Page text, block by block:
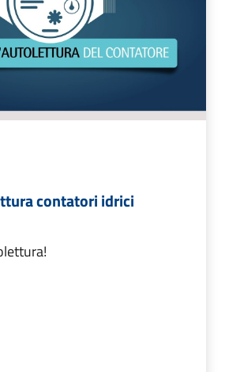
contatori idrici